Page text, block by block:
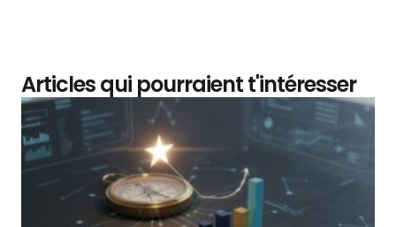
Articles qui pourraient t'intéresser